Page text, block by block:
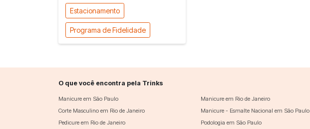
Estacionamento
Programa de Fidelidade
O que você encontra pela Trinks
Manicure em São Paulo Manicure em Rio de Janeiro
Corte Masculino em Rio de Janeiro
Manicure - Esmalte Nacional em São Paulo
Pedicure em Rio de Janeiro
Podologia em São Paulo